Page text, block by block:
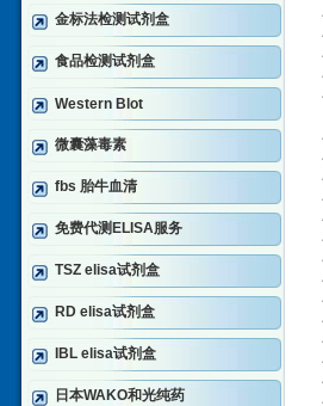
金标法检测试剂盒
食品检测试剂盒
Western Blot
微囊藻毒素
fbs 胎牛血清
免费代测ELISA服务
TSZ elisa试剂盒
RD elisa试剂盒
IBL elisa试剂盒
日本WAKO和光纯药